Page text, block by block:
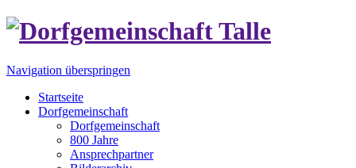
Navigation überspringen
Startseite
Dorfgemeinschaft
Dorfgemeinschaft
800 Jahre
Ansprechpartner